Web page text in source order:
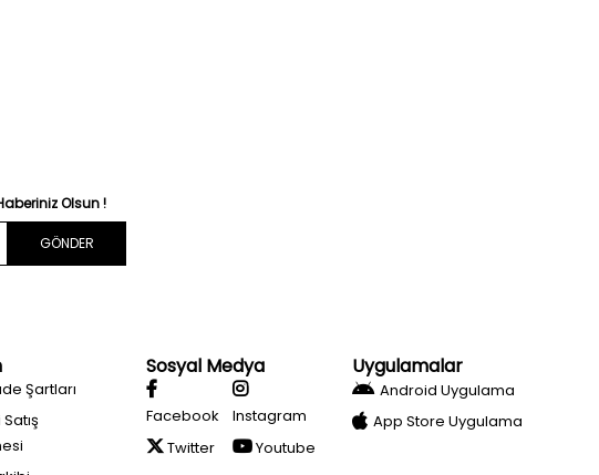
Olsun !
GÖNDER
Şartları
Sosyal Medya
Facebook
Instagram
Twitter
Youtube
Uygulamalar
Android Uygulama
App Store Uygulama